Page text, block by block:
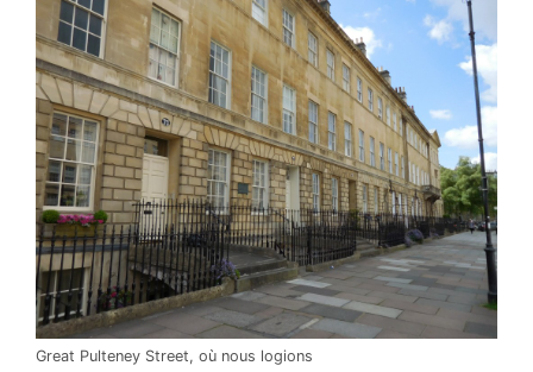
Great Pulteney Street, où nous logions